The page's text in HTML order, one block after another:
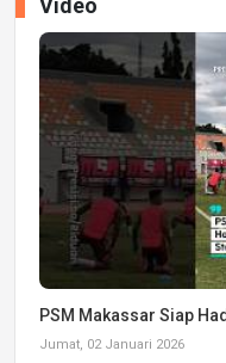
Video
PSM Makassar Siap
Jumat, 02 Januari 2026